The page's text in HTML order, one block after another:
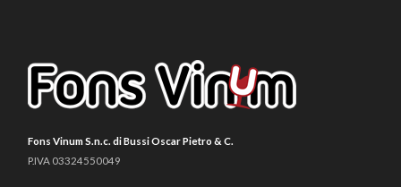
Fons Vinum S.n.c. di Bussi Oscar Pietro & C.
P.IVA 03324550049